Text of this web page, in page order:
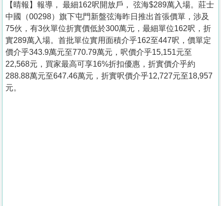
【晴報】報導， 最細162呎開放戶， 弦海$289萬入場。莊士
中國（00298）旗下屯門新盤弦海昨日推出首張價單，涉及
75伙，有3伙單位折實價低於300萬元，最細單位162呎，折
實289萬入場。首批單位實用面積介乎162至447呎，價單定
價介乎343.9萬元至770.79萬元，呎價介乎15,151元至
22,568元，買家最高可享16%折扣優惠，折實價介乎約
288.88萬元至647.46萬元，折實呎價介乎12,727元至18,957
元。